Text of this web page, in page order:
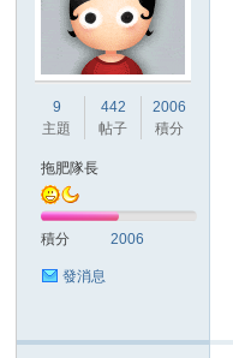
9
主題
442
帖子
2006
積分
拖肥隊長
積分 2006
發消息